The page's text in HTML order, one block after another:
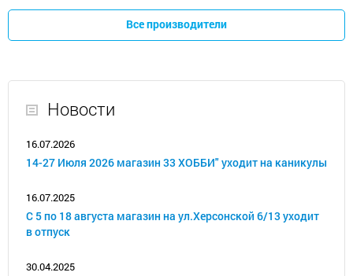
Все производители
Новости
16.07.2026
14-27 Июля 2026 магазин 33 ХОББИ" уходит на каникулы
16.07.2025
С 5 по 18 августа магазин на ул.Херсонской 6/13 уходит
в отпуск
30.04.2025